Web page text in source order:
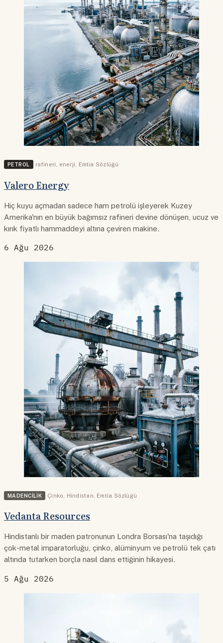
PETROL rafineri enerji Emtia Sözlüğü
Valero Energy
Hiç kuyu açmadan sadece ham petrolü işleyerek Kuzey
Amerika'nın en büyük bağımsız rafineri devine dönüşen, ucuz ve
kırık fiyatlı hammaddeyi altına çeviren makine.
6 Ağu 2026
MADENCILIK Çinko Hindistan Emtia Sözlüğü
Vedanta Resources
Hindistanlı bir maden patronunun Londra Borsası'na taşıdığı
çok-metal imparatorluğu, çinko, alüminyum ve petrolü tek çatı
altında tutarken borçla nasıl dans ettiğinin hikayesi.
5 Ağu 2026